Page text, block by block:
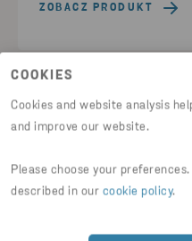
COOKIES
Cookies and website analysis
and improve our website.
Please choose your
described in our cookie policy.
ZOBACZ PRODUKT